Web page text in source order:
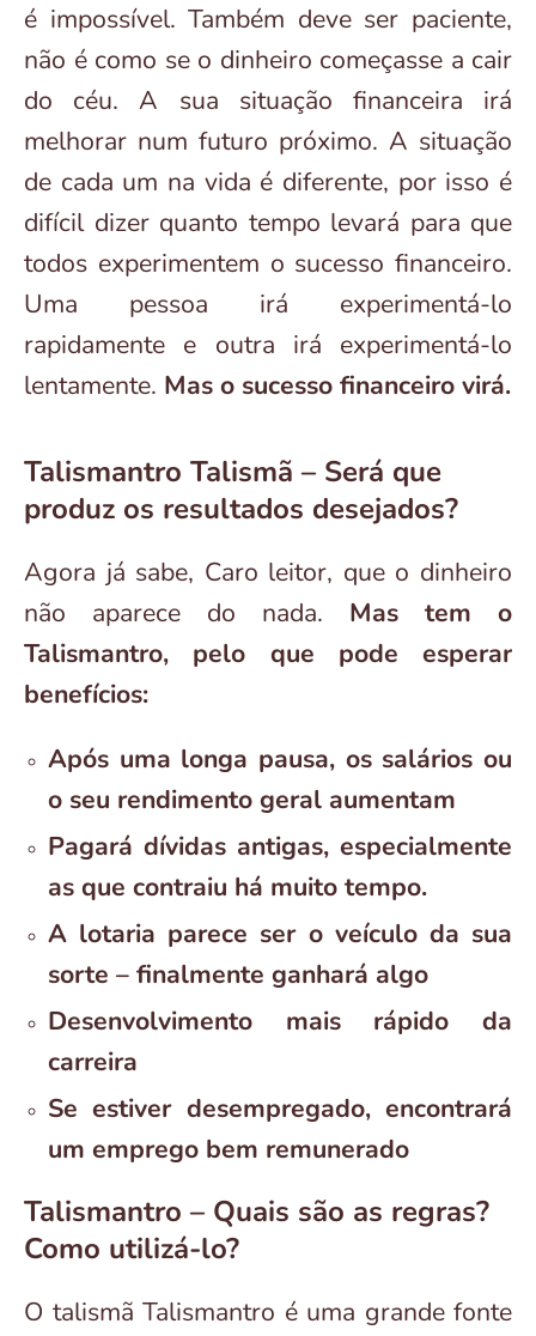
é impossível. Também deve ser paciente,
não é como se o dinheiro começasse a cair
do céu. A sua situação financeira irá
melhorar num futuro próximo. A situação
de cada um na vida é diferente, por isso é
difícil dizer quanto tempo levará para que
todos experimentem o sucesso financeiro.
Uma pessoa irá experimentá-lo
rapidamente e outra irá experimentá-lo
lentamente. Mas o sucesso financeiro virá.
Talismantro Talismã – Será que
produz os resultados desejados?
Agora já sabe, Caro leitor, que o dinheiro
não aparece do nada. Mas tem o
Talismantro, pelo que pode esperar
benefícios:
Após uma longa pausa, os salários ou
o seu rendimento geral aumentam
Pagará dívidas antigas, especialmente
as que contraiu há muito tempo.
A lotaria parece ser o veículo da sua
sorte – finalmente ganhará algo
Desenvolvimento mais rápido da
carreira
Se estiver desempregado, encontrará
um emprego bem remunerado
Talismantro – Quais são as regras?
Como utilizá-lo?
O talismã Talismantro é uma grande fonte